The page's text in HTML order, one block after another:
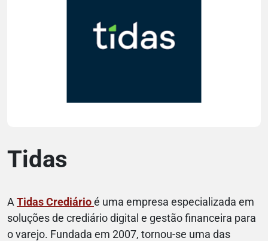
Tidas
A Tidas Crediárioé uma empresa especializada em
soluções de crediário digital e gestão financeira para
o varejo. Fundada em 2007, tornou-se uma das